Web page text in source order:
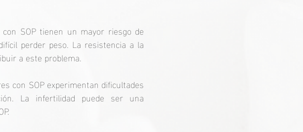
SOP tienen un mayor riesgo de
perder peso. La resistencia a la
a este problema.
con SOP experimentan dificultades
La infertilidad puede ser una